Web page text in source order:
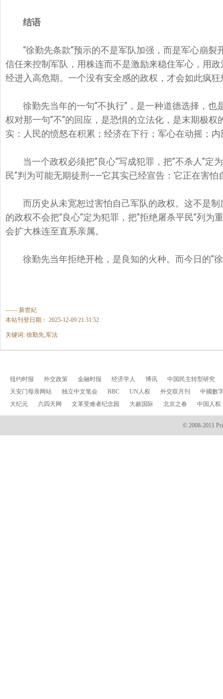
结语
“徐勤先条款”预示的不是军队加强，而是军心崩
信任来控制军队，用株连而不是激励来稳住军心，用
经进入高危期。一个没有安全感的政权，才会如此疯狂
徐勤先当年的一句”不执行”，是一种道德选择，
权对那一句”不”的回应，是恐惧的立法化，是末期极
实：人民的愤怒在积累；经济在下行；军心在动摇；
当一个政权必须把”良心”写成犯罪，把”不杀人”定
民”判为可能无期徒刑——它其实已经宣告：它正在害怕
而历史从未宽恕过害怕自己军队的政权。这不是
的政权不会把”良心”定为犯罪，把”拒绝屠杀平民”列为
会扩大株连至直系亲属。
徐勤先当年拒绝开枪，是良知的火种。而今日的”
—— 新世紀
本站刊登日期： 2025-12-09 21:31:52
关键词: 徐勤先,军法
纽约时报 外交政策 金融时报 经济学人 博讯
中国民主转型研究
天安门母亲网站
独立中文笔会 BBC UN人权 外交双月刊
中國數
大纪元
六四天网 文革受难者纪念园 大赦国际 北京之春 中国人权
© 2008-2011